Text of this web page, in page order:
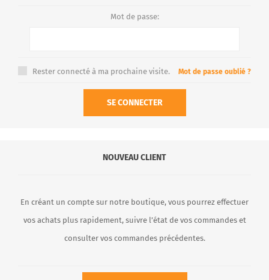
Mot de passe:
Rester connecté à ma prochaine visite. Mot de passe oublié ?
SE CONNECTER
NOUVEAU CLIENT
En créant un compte sur notre boutique, vous pourrez effectuer
vos achats plus rapidement, suivre l’état de vos commandes et
consulter vos commandes précédentes.